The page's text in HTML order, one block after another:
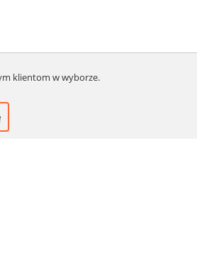
klientom w wyborze.